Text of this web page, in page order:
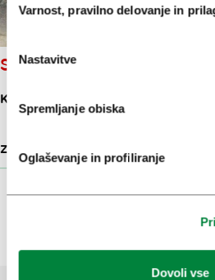
soglasja
Varnost, pravilno delovanje in
Nastavitve
Spremljanje obiska
Oglaševanje in profiliranje
Dovoli vse
SLOVENSKA
KONGRESNI TRG 10
ZNAMENITOSTI